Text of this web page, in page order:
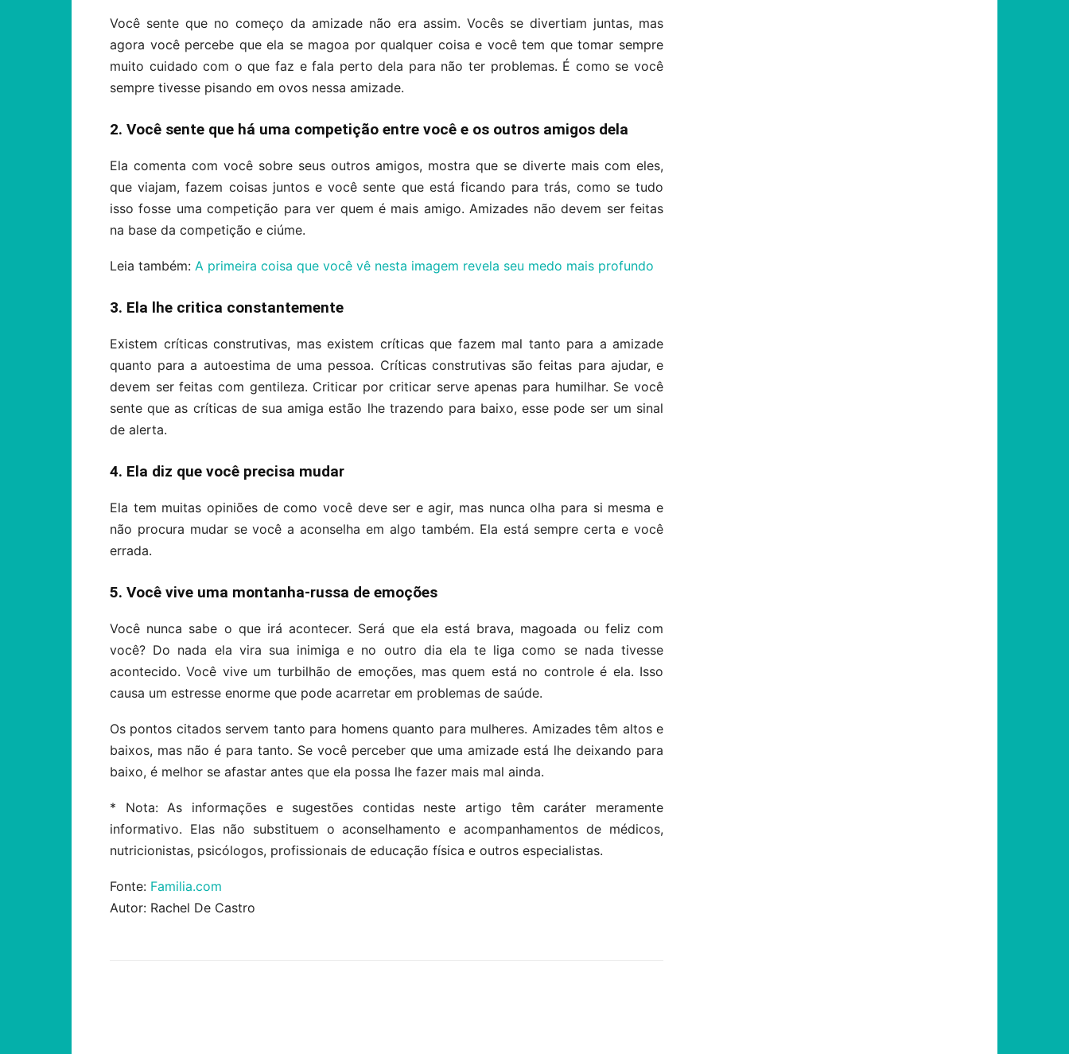
Você sente que no começo da amizade não era assim. Vocês se divertiam juntas, mas
agora você percebe que ela se magoa por qualquer coisa e você tem que tomar sempre
muito cuidado com o que faz e fala perto dela para não ter problemas. É como se você
sempre tivesse pisando em ovos nessa amizade.
2. Você sente que há uma competição entre você e os outros amigos dela
Ela comenta com você sobre seus outros amigos, mostra que se diverte mais com eles,
que viajam, fazem coisas juntos e você sente que está ficando para trás, como se tudo
isso fosse uma competição para ver quem é mais amigo. Amizades não devem ser feitas
na base da competição e ciúme.
Leia também: A primeira coisa que você vê nesta imagem revela seu medo mais profundo
3. Ela lhe critica constantemente
Existem críticas construtivas, mas existem críticas que fazem mal tanto para a amizade
quanto para a autoestima de uma pessoa. Críticas construtivas são feitas para ajudar, e
devem ser feitas com gentileza. Criticar por criticar serve apenas para humilhar. Se você
sente que as críticas de sua amiga estão lhe trazendo para baixo, esse pode ser um sinal
de alerta.
4. Ela diz que você precisa mudar
Ela tem muitas opiniões de como você deve ser e agir, mas nunca olha para si mesma e
não procura mudar se você a aconselha em algo também. Ela está sempre certa e você
errada.
5. Você vive uma montanha-russa de emoções
Você nunca sabe o que irá acontecer. Será que ela está brava, magoada ou feliz com
você? Do nada ela vira sua inimiga e no outro dia ela te liga como se nada tivesse
acontecido. Você vive um turbilhão de emoções, mas quem está no controle é ela. Isso
causa um estresse enorme que pode acarretar em problemas de saúde.
Os pontos citados servem tanto para homens quanto para mulheres. Amizades têm altos e
baixos, mas não é para tanto. Se você perceber que uma amizade está lhe deixando para
baixo, é melhor se afastar antes que ela possa lhe fazer mais mal ainda.
* Nota: As informações e sugestões contidas neste artigo têm caráter meramente
informativo. Elas não substituem o aconselhamento e acompanhamentos de médicos,
nutricionistas, psicólogos, profissionais de educação física e outros especialistas.
Fonte: Familia.com
Autor: Rachel De Castro